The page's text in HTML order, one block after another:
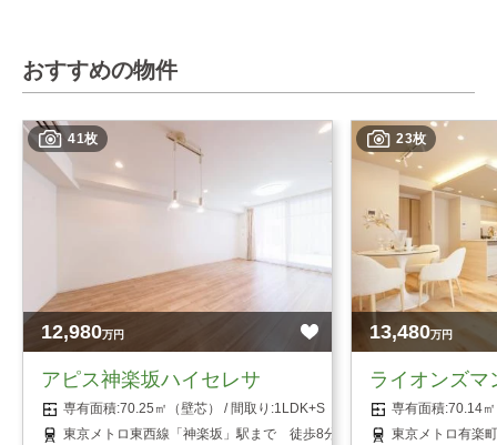
おすすめの物件
41枚
12,980万円
アピス神楽坂ハイセレサ
70.25㎡（壁芯）
1LDK+S（納戸）
東京メトロ東西線「神楽坂」駅まで 徒歩8分
23枚
13,480万円
ライオンズマ
70.14
東京メトロ有楽